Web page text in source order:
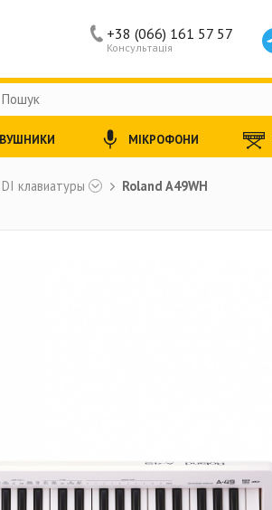
клавиатуры Roland A49WH
Консультація
+38 (066) 161 57 57
МІКРОФОНИ